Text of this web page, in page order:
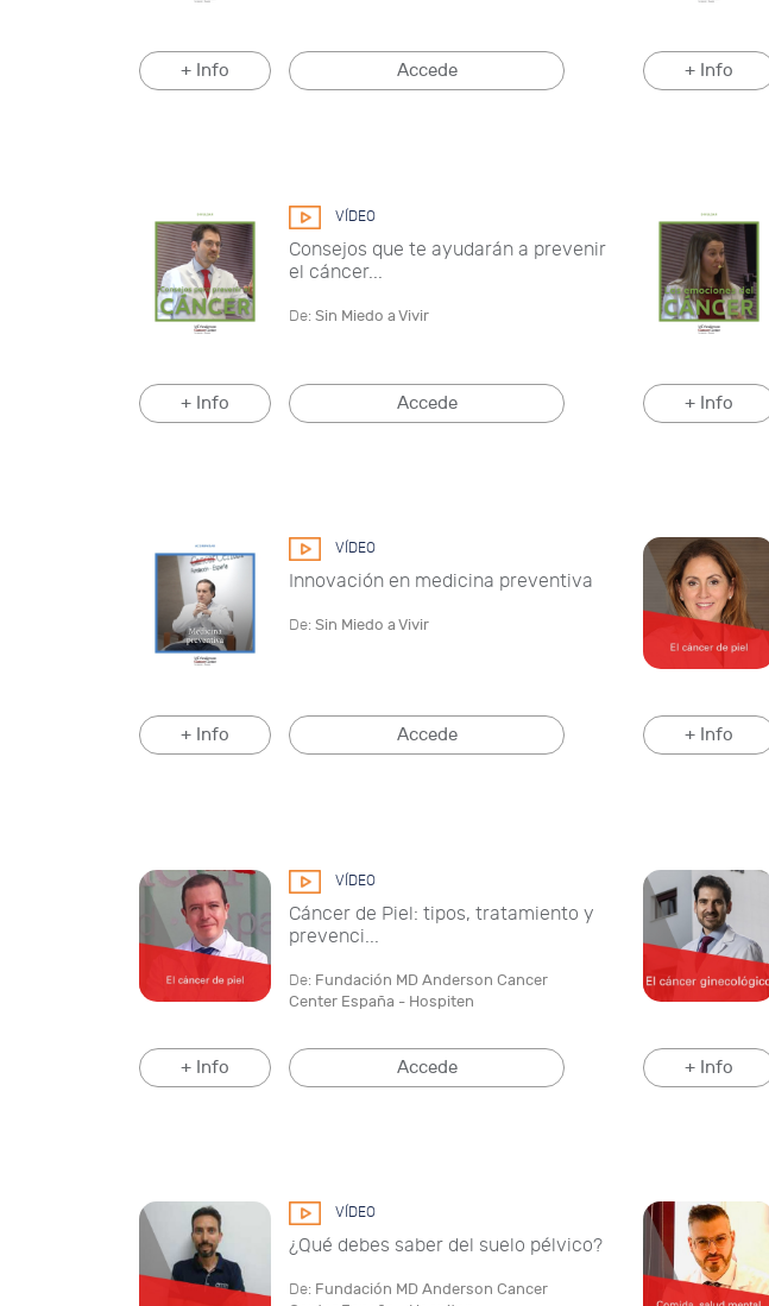
+ Info Accede + Info
VÍDEO
Consejos que te ayudarán a prevenir
el cáncer...
De:Sin Miedo a Vivir
+ Info Accede + Info
VÍDEO
Innovación en medicina preventiva
De:Sin Miedo a Vivir
+ Info Accede + Info
VÍDEO
Cáncer de Piel: tipos, tratamiento y
prevenci...
De: Fundación MD Anderson Cancer
Center España - Hospiten
+ Info Accede + Info
VÍDEO
¿Qué debes saber del suelo pélvico?
De: Fundación MD Anderson Cancer